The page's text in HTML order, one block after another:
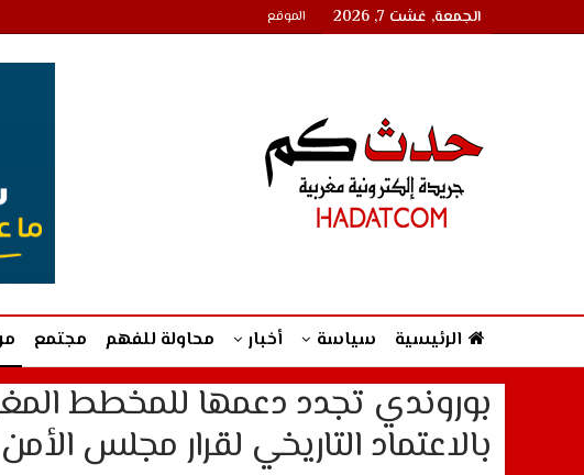
الجمعة, غشت 7, 2026 الموقع
الرئيسية سياسة أخبار محاولة للفهم مجتمع
بوروندي تجدد دعمها للمخطط
بالاعتماد التاريخي لقرار مجلس الأمن 2797